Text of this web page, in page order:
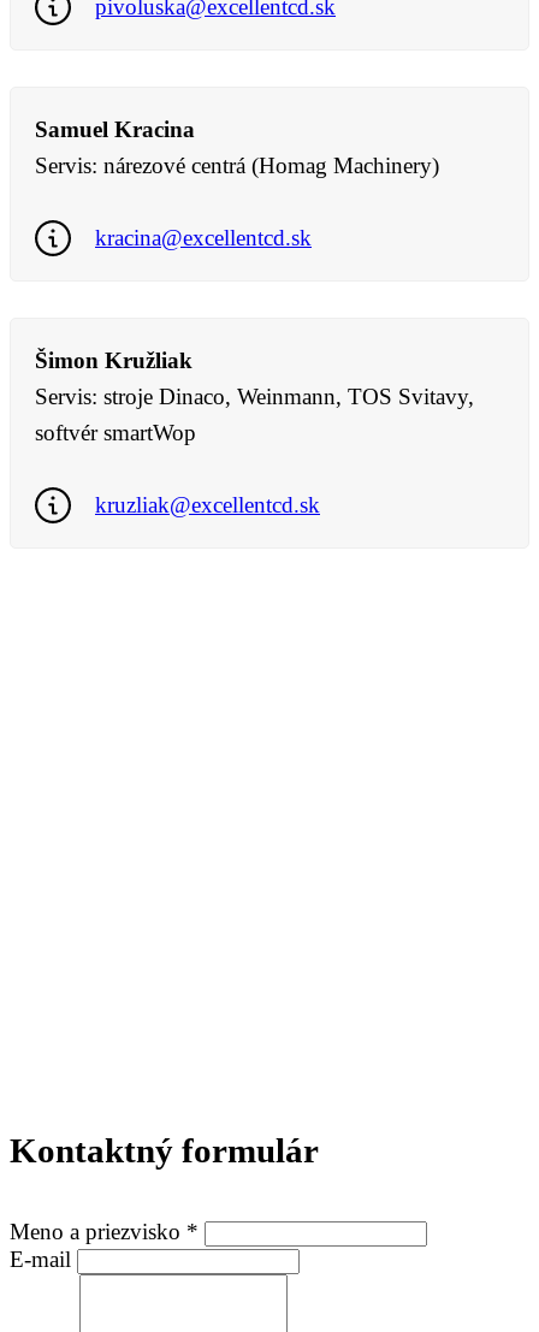
pivoluska@excellentcd.sk
Samuel Kracina
Servis: nárezové centrá (Homag Machinery)
kracina@excellentcd.sk
Šimon Kružliak
Servis: stroje Dinaco, Weinmann, TOS Svitavy,
softvér smartWop
kruzliak@excellentcd.sk
Kontaktný formulár
Meno a priezvisko *
E-mail